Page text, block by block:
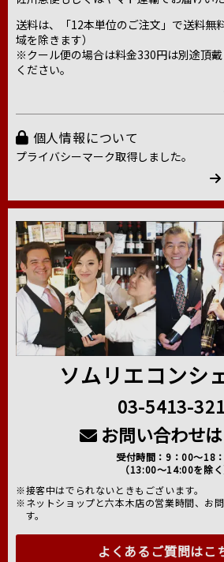
送料は、「12本単位のご注文」で送料無
域を除きます）
※クール便の場合は料金330円は別途頂
ください。
個人情報について
プライバシーマーク取得しました。
ソムリエコンシ
03-5413-
お問い合わせ
受付時間：9：00～18
（13:00～14:00を除く
※接客中はでられないときもございます。
※ネットショップと六本木店の営業時間、お
す。
よくあるご質問はこ